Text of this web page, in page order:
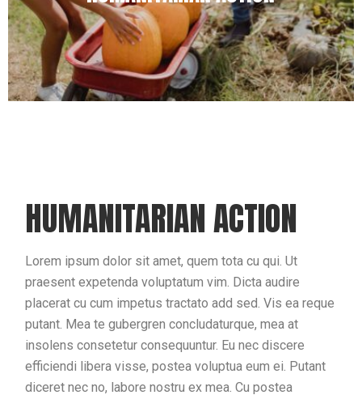
HUMANITARIAN ACTION
Lorem ipsum dolor sit amet, quem tota cu qui. Ut
praesent expetenda voluptatum vim. Dicta audire
placerat cu cum impetus tractato add sed. Vis ea reque
putant. Mea te gubergren concludaturque, mea at
insolens consetetur consequuntur. Eu nec discere
efficiendi libera visse, postea voluptua eum ei. Putant
diceret nec no, labore nostru ex mea. Cu postea